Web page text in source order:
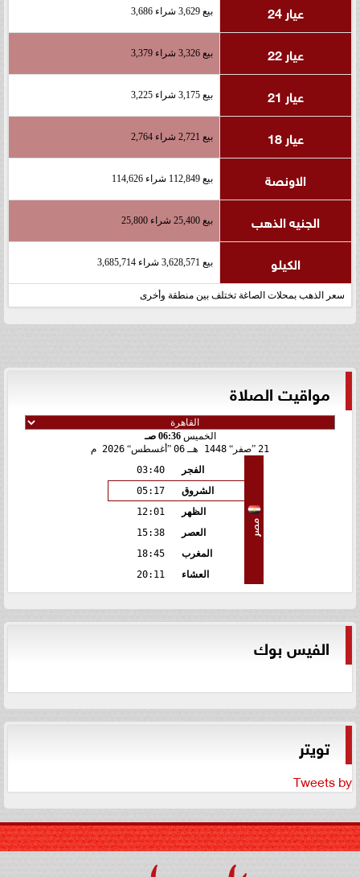
عيار 24
بيع 3,629 شراء 3,686
عيار 22 بيع 3,326 شراء 3,379
عيار 21 بيع 3,175 شراء 3,225
عيار 18 بيع 2,721 شراء 2,764
الاونصة بيع 112,849 شراء 114,626
الجنيه الذهب بيع 25,400 شراء 25,800
الكيلو بيع 3,628,571 شراء 3,685,714
سعر الذهب بمحلات الصاغة تختلف بين منطقة وأخرى
مواقيت الصلاة
الخميس06:36 صـ
21 صفر 1448 هـ 06 أغسطس 2026 م
مصر
الفجر
03:40
الشروق
05:17
الظهر
12:01
العصر
15:38
المغرب
18:45
العشاء
20:11
الفيس بوك
تويتر
Tweets by